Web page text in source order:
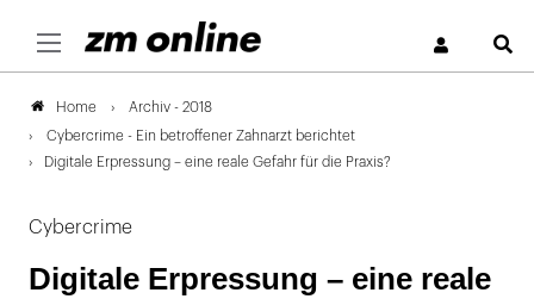
Home Archiv - 2018
Cybercrime - Ein betroffener Zahnarzt berichtet
Digitale Erpressung – eine reale Gefahr für die Praxis?
Cybercrime
Digitale Erpressung – eine reale